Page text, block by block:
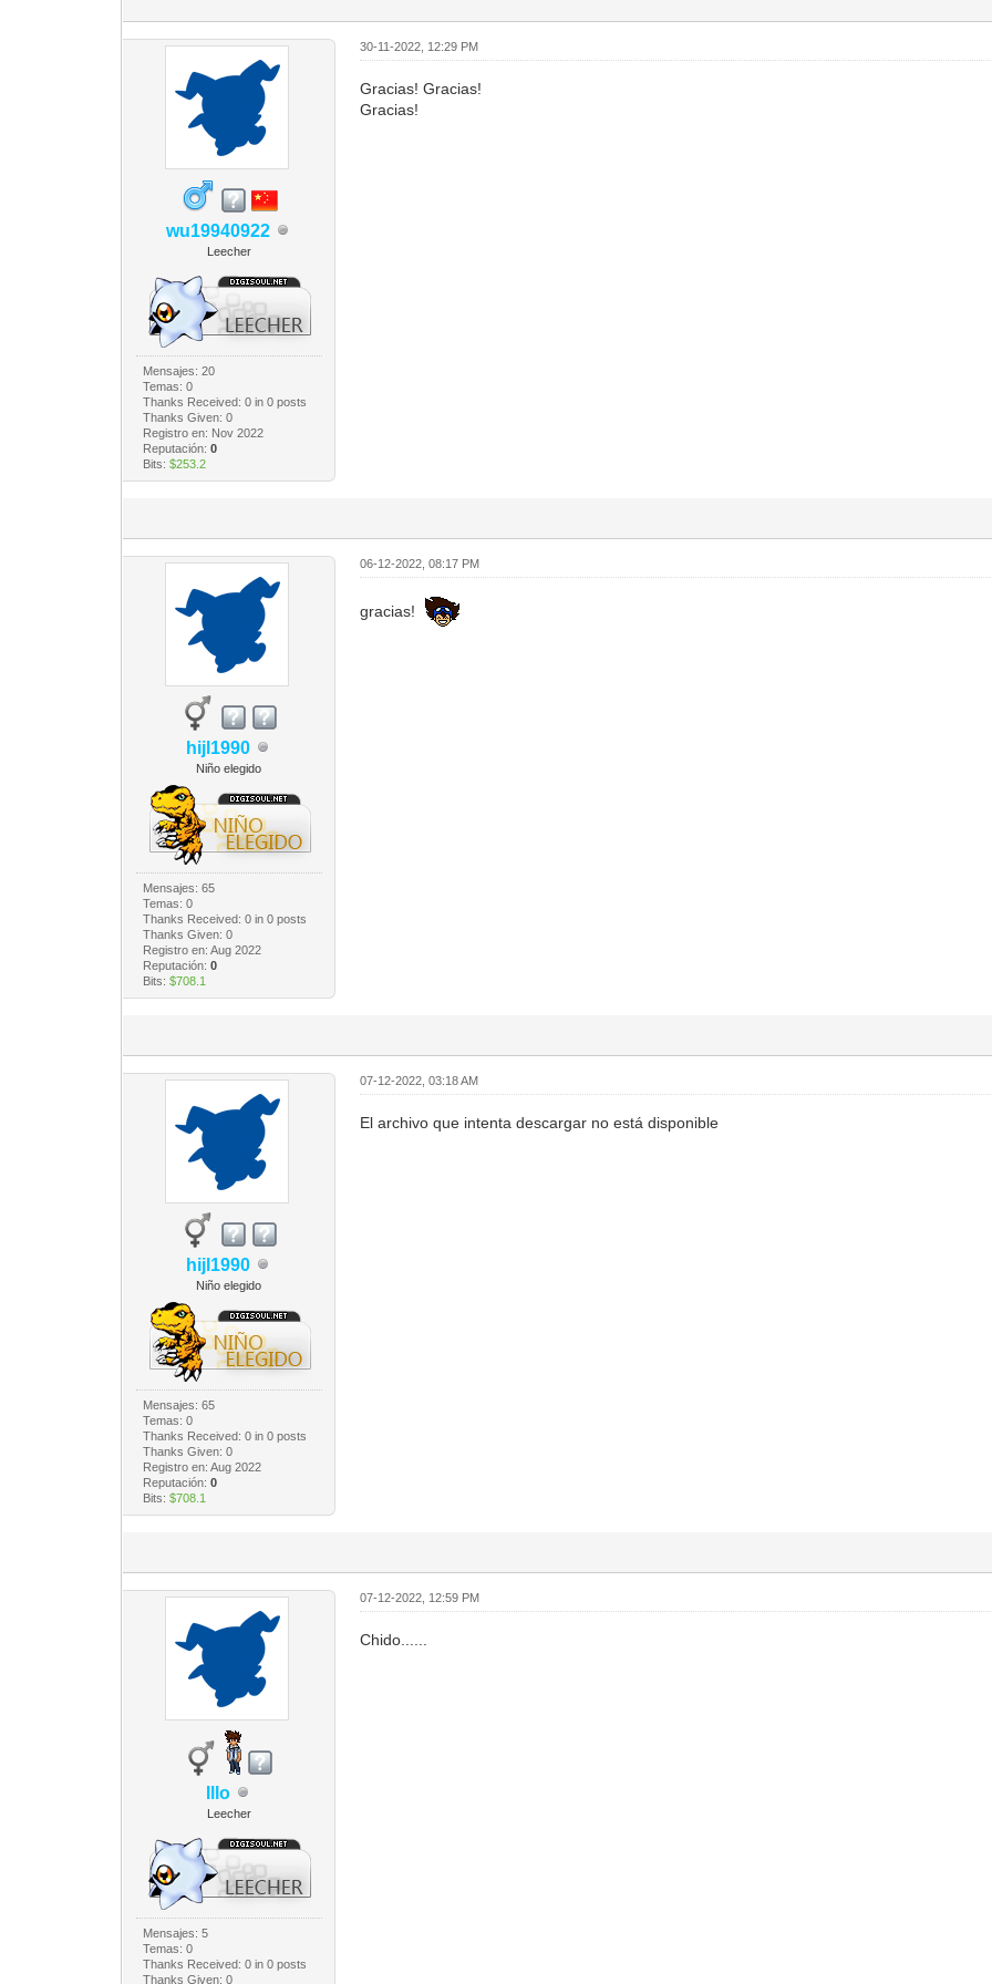
wu19940922
Leecher
Mensajes: 20
Temas: 0
Thanks Received: 0in 0 posts
Thanks Given: 0
Registro en: Nov 2022
Reputación: 0
Bits: $253.2
30-11-2022, 12:29 PM
Gracias! Gracias!
Gracias!
hijl1990
Niño elegido
Mensajes: 65
Temas: 0
Thanks Received: 0in 0 posts
Thanks Given: 0
Registro en: Aug 2022
Reputación: 0
Bits: $708.1
06-12-2022, 08:17 PM
gracias!
hijl1990
Niño elegido
Mensajes: 65
Temas: 0
Thanks Received: 0in 0 posts
Thanks Given: 0
Registro en: Aug 2022
Reputación: 0
Bits: $708.1
07-12-2022, 03:18 AM
El archivo que intenta descargar no está disponible
Illo
Leecher
Mensajes: 5
Temas: 0
Thanks Received: 0in 0 posts
Thanks Given: 0
07-12-2022, 12:59 PM
Chido......